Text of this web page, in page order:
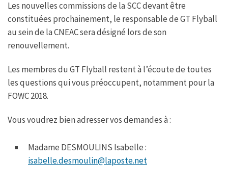
Les nouvelles commissions de la SCC devant être
constituées prochainement, le responsable de GT Flyball
au sein de la CNEAC sera désigné lors de son
renouvellement.
Les membres du GT Flyball restent à l’écoute de toutes
les questions qui vous préoccupent, notamment pour la
FOWC 2018.
Vous voudrez bien adresser vos demandes à :
Madame DESMOULINS Isabelle :
isabelle.desmoulin@laposte.net